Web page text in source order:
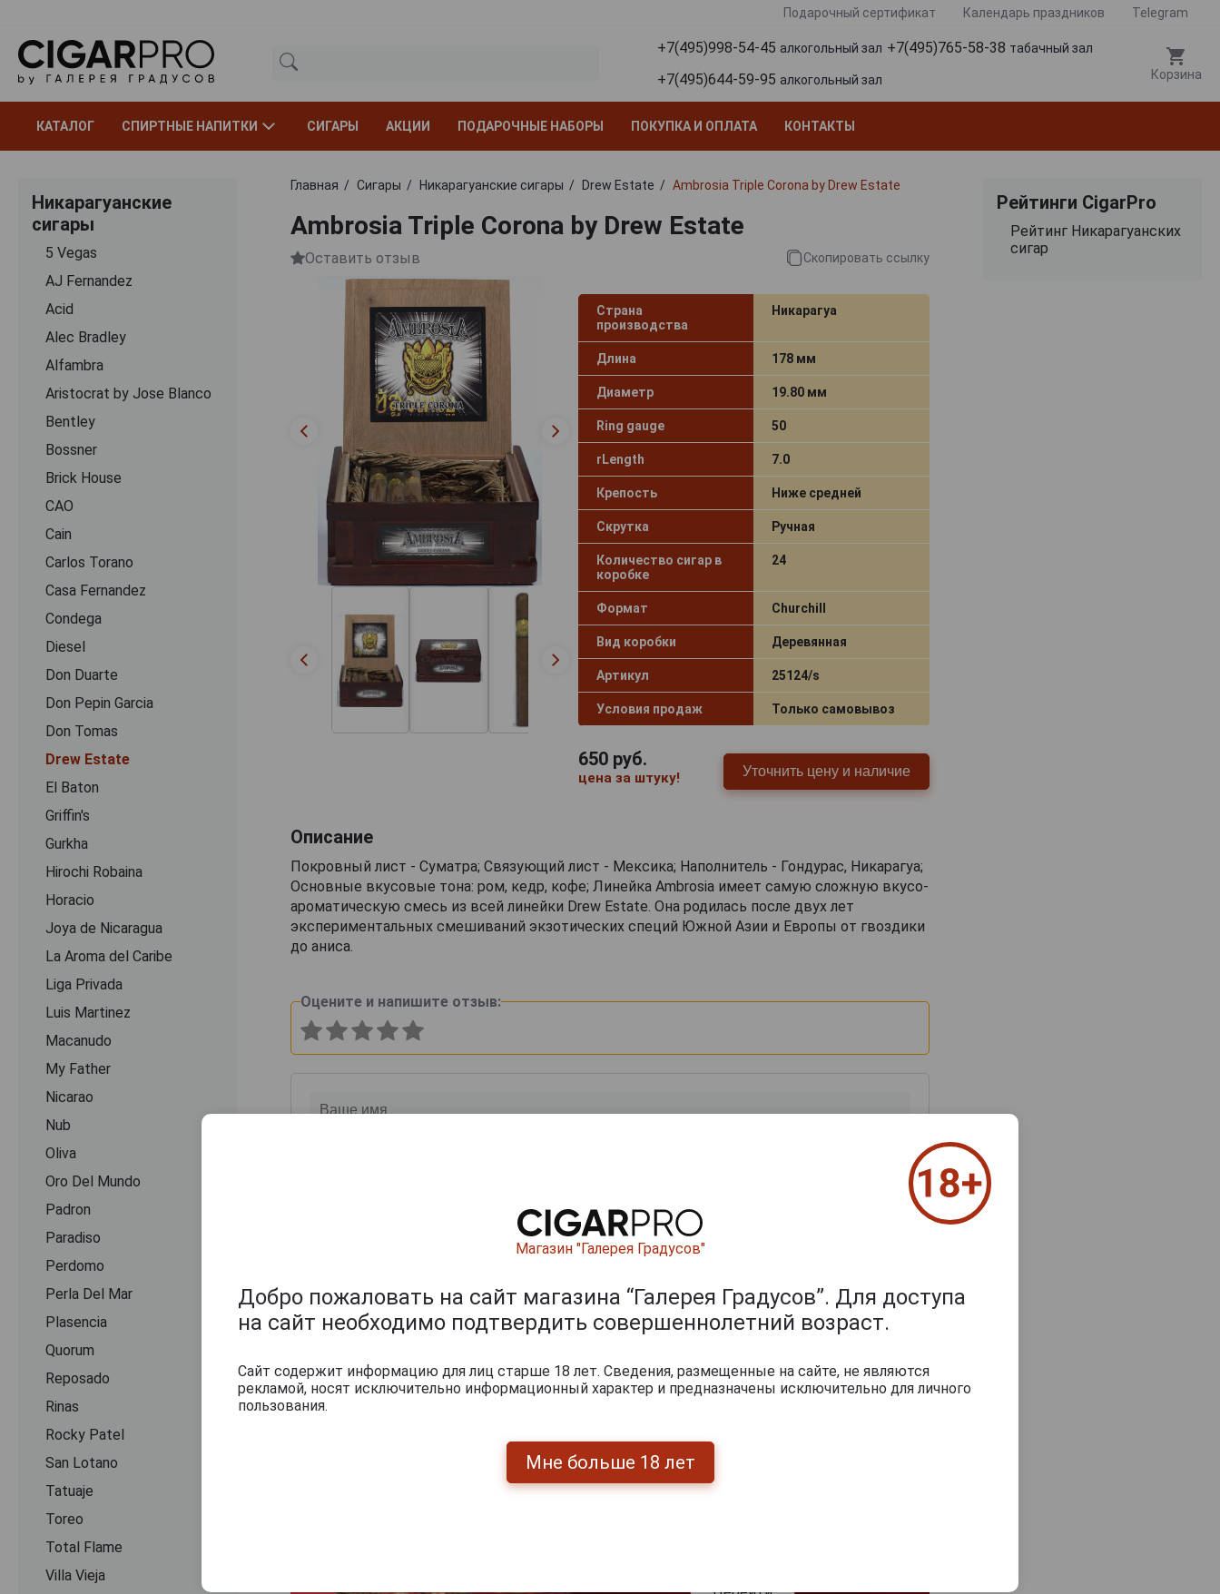
Подарочный сертификат Календарь праздников Telegram
+7(495)998-54-45 алкогольный зал +7(495)765-58-38 табачный зал
+7(495)644-59-95 алкогольный зал Корзина
КАТАЛОГ СПИРТНЫЕ НАПИТКИ СИГАРЫ АКЦИИ ПОДАРОЧНЫЕ НАБОРЫ ПОКУПКА И ОПЛАТА КОНТАКТЫ
Никарагуанские
сигары
5 Vegas
AJ Fernandez
Acid
Alec Bradley
Alfambra
Aristocrat by Jose Blanco
Bentley
Bossner
Brick House
CAO
Cain
Carlos Torano
Casa Fernandez
Condega
Diesel
Don Duarte
Don Pepin Garcia
Don Tomas
Drew Estate
El Baton
Griffin's
Gurkha
Hirochi Robaina
Horacio
Joya de Nicaragua
La Aroma del Caribe
Liga Privada
Luis Martinez
Macanudo
My Father
Nicarao
Nub
Oliva
Oro Del Mundo
Padron
Paradiso
Perdomo
Perla Del Mar
Plasencia
Quorum
Reposado
Rinas
Rocky Patel
San Lotano
Tatuaje
Toreo
Total Flame
Villa Vieja
Главная Сигары Никарагуанские сигары Drew Estate Ambrosia Triple Corona by Drew Estate
Ambrosia Triple Corona by Drew Estate
Оставить отзыв Скопировать ссылку
Страна
производства
Никарагуа
Длина 178 мм
Диаметр 19.80 мм
Ring gauge 50
rLength 7.0
Крепость Ниже средней
Скрутка Ручная
Количество сигар в
коробке
24
Формат Churchill
Вид коробки Деревянная
Артикул 25124/s
Условия продаж Только самовывоз
650руб.
цена за штуку! Уточнить цену и наличие
Описание
Покровный лист - Суматра; Связующий лист - Мексика; Наполнитель - Гондурас, Никарагуа;
Основные вкусовые тона: ром, кедр, кофе; Линейка Ambrosia имеет самую сложную вкусо-
ароматическую смесь из всей линейки Drew Estate. Она родилась после двух лет
экспериментальных смешиваний экзотических специй Южной Азии и Европы от гвоздики
до аниса.
Оцените и напишите отзыв:
Рейтинги CigarPro
Рейтинг Никарагуанских
сигар
Магазин "Галерея Градусов"
Добро пожаловать на сайт магазина “Галерея Градусов”. Для доступа
на сайт необходимо подтвердить совершеннолетний возраст.
Сайт содержит информацию для лиц старше 18 лет. Сведения, размещенные на сайте, не являются
рекламой, носят исключительно информационный характер и предназначены исключительно для личного
пользования.
Мне больше 18 лет